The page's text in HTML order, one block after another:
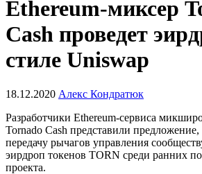
Ethereum-миксер
Cash проведет
стиле Uniswap
18.12.2020 Алекс Кондратюк
Разработчики Ethereum-сервиса
Tornado Cash представили
передачу рычагов управления
эирдроп токенов TORN среди ранних
проекта.